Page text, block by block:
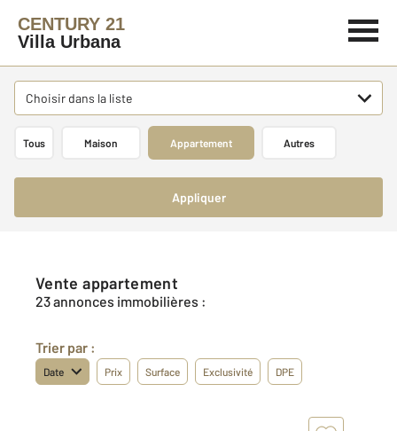
CENTURY 21
Villa Urbana
Choisir dans la liste
Tous Maison Appartement Autres
Appliquer
Vente appartement
23 annonces immobilières :
Trier par :
Date Prix Surface Exclusivité DPE